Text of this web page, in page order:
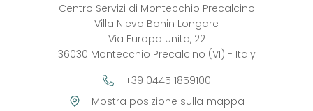
Centro Servizi di Montecchio Precalcino
Villa Nievo Bonin Longare
Via Europa Unita, 22
36030 Montecchio Precalcino (VI) - Italy
+39 0445 1859100
Mostra posizione sulla mappa